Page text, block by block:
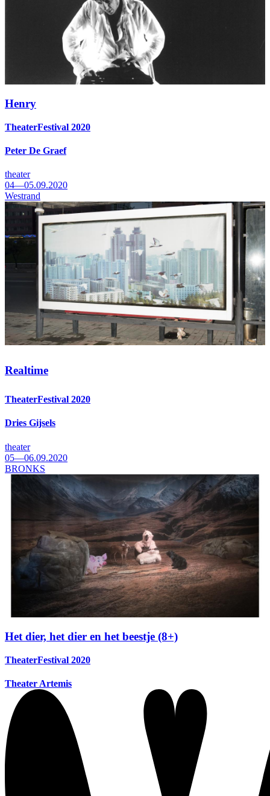
Henry
TheaterFestival 2020
Peter De Graef
theater
04—05.09.2020
Westrand
Realtime
TheaterFestival 2020
Dries Gijsels
theater
05—06.09.2020
BRONKS
Het dier, het dier en het beestje (8+)
TheaterFestival 2020
Theater Artemis